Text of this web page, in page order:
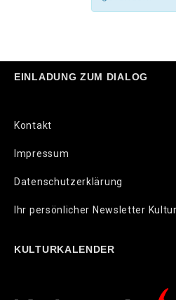
EINLADUNG ZUM DIALOG
Kontakt
Impressum
Datenschutzerklärung
Ihr persönlicher Newsletter
KULTURKALENDER